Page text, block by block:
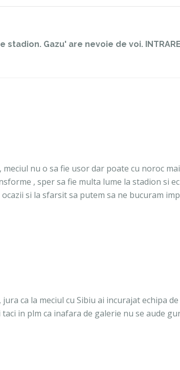
Gazu' are nevoie de voi.
nu o sa fie usor dar poate cu noroc mai
, sper sa fie multa lume la stadion si
si la sfarsit sa putem sa ne bucuram
ca la meciul cu Sibiu ai incurajat echipa
in plm ca inafara de galerie nu se aude